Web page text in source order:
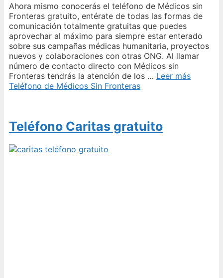
Ahora mismo conocerás el teléfono de Médicos sin
Fronteras gratuito, entérate de todas las formas de
comunicación totalmente gratuitas que puedes
aprovechar al máximo para siempre estar enterado
sobre sus campañas médicas humanitaria, proyectos
nuevos y colaboraciones con otras ONG. Al llamar
número de contacto directo con Médicos sin
Fronteras tendrás la atención de los … Leer más
Teléfono de Médicos Sin Fronteras
Teléfono Caritas gratuito